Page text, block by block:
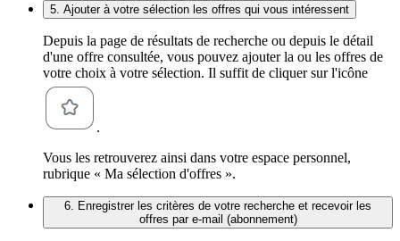
5. Ajouter à votre sélection les offres qui vous intéressent
Depuis la page de résultats de recherche ou depuis le détail
d'une offre consultée, vous pouvez ajouter la ou les offres de
votre choix à votre sélection. Il suffit de cliquer sur l'icône
.
Vous les retrouverez ainsi dans votre espace personnel,
rubrique « Ma sélection d'offres ».
6. Enregistrer les critères de votre recherche et recevoir les
offres par e-mail (abonnement)